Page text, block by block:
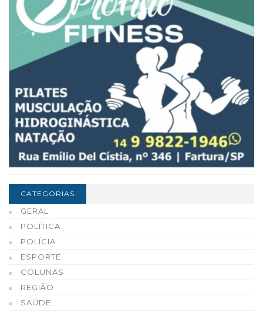
CATEGORIAS
GERAL
POLÍTICA
POLÍCIA
ESPORTE
COLUNAS
REGIÃO
SAÚDE